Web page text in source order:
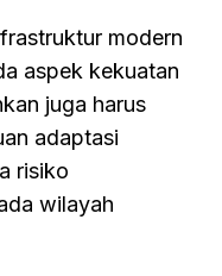
modern
aspek kekuatan
juga harus
adaptasi
risiko
wilayah